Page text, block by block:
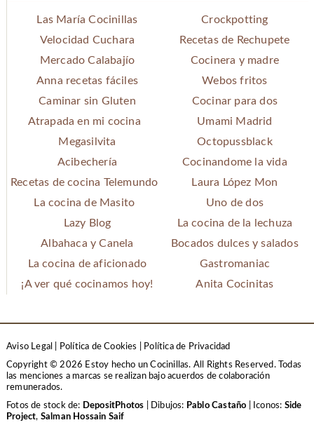
Las María Cocinillas
Crockpotting
Velocidad Cuchara
Recetas de Rechupete
Mercado Calabajío
Cocinera y madre
Anna recetas fáciles
Webos fritos
Caminar sin Gluten
Cocinar para dos
Atrapada en mi cocina
Umami Madrid
Megasilvita
Octopussblack
Acibechería
Cocinandome la vida
Recetas de cocina Telemundo
Laura López Mon
La cocina de Masito
Uno de dos
Lazy Blog
La cocina de la lechuza
Albahaca y Canela
Bocados dulces y salados
La cocina de aficionado
Gastromaniac
¡A ver qué cocinamos hoy!
Anita Cocinitas
Aviso Legal Política de Cookies
Política de Privacidad
Copyright © 2026 Estoy hecho un Cocinillas. All Rights Reserved.Todas
las menciones a marcas se realizan bajo acuerdos de colaboración
remunerados.
Fotos de stock de: DepositPhotos | Dibujos: Pablo Castaño | Iconos: Side
Project, Salman Hossain Saif